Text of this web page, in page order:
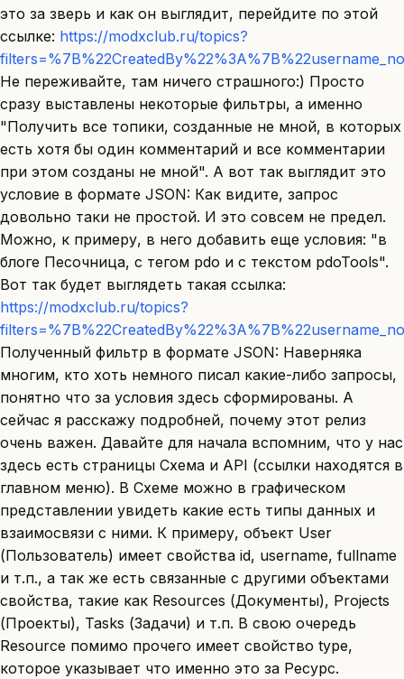
это за зверь и как он выглядит, перейдите по этой
ссылке: https://modxclub.ru/topics?
Не переживайте, там ничего страшного:) Просто
сразу выставлены некоторые фильтры, а именно
"Получить все топики, созданные не мной, в которых
есть хотя бы один комментарий и все комментарии
при этом созданы не мной". А вот так выглядит это
условие в формате JSON: Как видите, запрос
довольно таки не простой. И это совсем не предел.
Можно, к примеру, в него добавить еще условия: "в
блоге Песочница, с тегом pdo и с текстом pdoTools".
Вот так будет выглядеть такая ссылка:
https://modxclub.ru/topics?
Полученный фильтр в формате JSON: Наверняка
многим, кто хоть немного писал какие-либо запросы,
понятно что за условия здесь сформированы. А
сейчас я расскажу подробней, почему этот релиз
очень важен. Давайте для начала вспомним, что у нас
здесь есть страницы Схема и API (ссылки находятся в
главном меню). В Схеме можно в графическом
представлении увидеть какие есть типы данных и
взаимосвязи с ними. К примеру, объект User
(Пользователь) имеет свойства id, username, fullname
и т.п., а так же есть связанные с другими объектами
свойства, такие как Resources (Документы), Projects
(Проекты), Tasks (Задачи) и т.п. В свою очередь
Resource помимо прочего имеет свойство type,
которое указывает что именно это за Ресурс.